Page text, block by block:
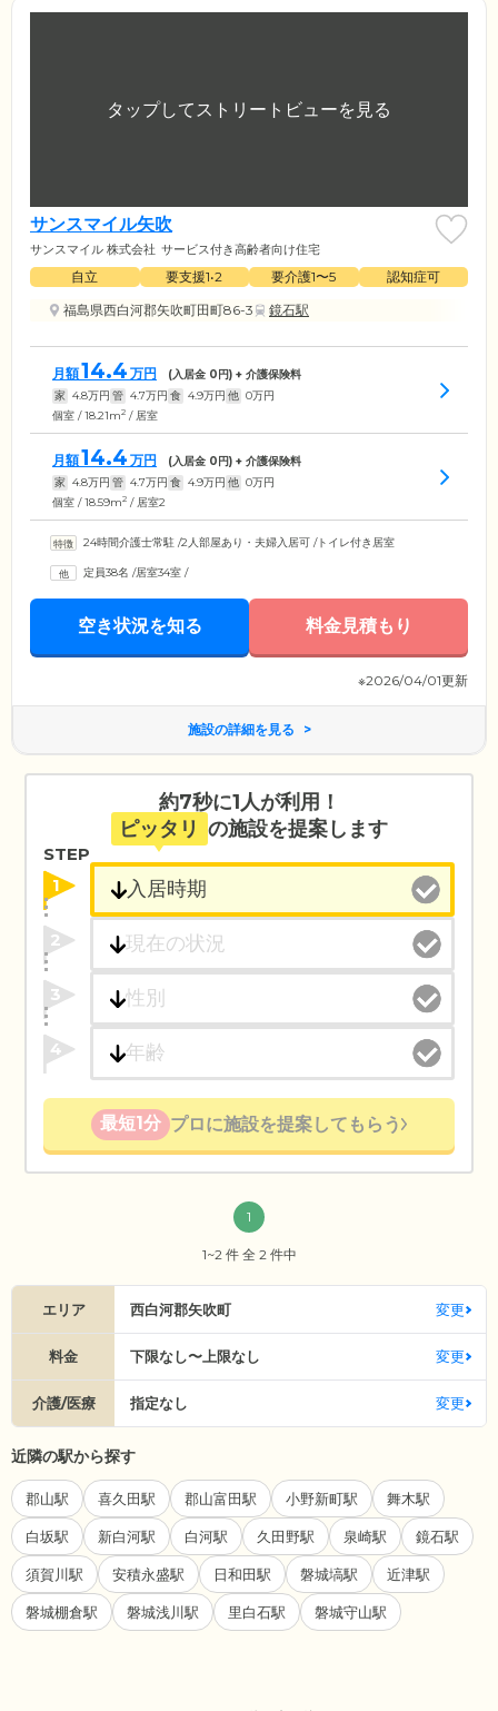
サンスマイル矢吹
サンスマイル 株式会社 サービス付き高齢者向け住宅
自立 要支援1•2 要介護1〜5
認知症可
福島県西白河郡矢吹町田町86-3
鏡石駅
月額14.4 万円 (入居金 0円) + 介護保険料
家 4.8万円 管 4.7万円 食 4.9万円 他 0万円
個室 / 18.21m2 / 居室
月額14.4 万円 (入居金 0円) + 介護保険料
家 4.8万円 管 4.7万円 食 4.9万円 他 0万円
個室 / 18.59m2 / 居室2
24時間介護士常駐 /2人部屋あり・夫婦入居可 /トイレ付き居室
定員38名 /居室34室 /
空き状況を知る 料金見積もり
※2026/04/01更新
施設の詳細を見る
約7秒に1人が利用！
ピッタリ の施設を提案します
STEP
1
2
3
4
最短1分 プロに施設を提案してもらう
1
1~2 件 全 2 件中
エリア 西白河郡矢吹町 変更
料金 下限なし〜上限なし 変更
介護/医療 指定なし 変更
近隣の駅から探す
郡山駅 喜久田駅 郡山富田駅 小野新町駅 舞木駅
白坂駅 新白河駅 白河駅 久田野駅 泉崎駅 鏡石駅
須賀川駅 安積永盛駅 日和田駅 磐城塙駅 近津駅
磐城棚倉駅 磐城浅川駅 里白石駅 磐城守山駅